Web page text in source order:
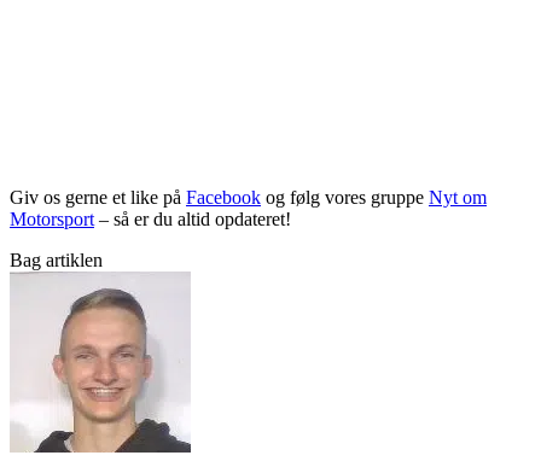
Giv os gerne et like på Facebook og følg vores gruppe Nyt om
Motorsport – så er du altid opdateret!
Bag artiklen